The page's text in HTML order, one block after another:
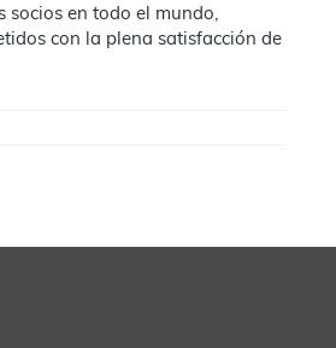
socios en todo el mundo,
con la plena satisfacción de